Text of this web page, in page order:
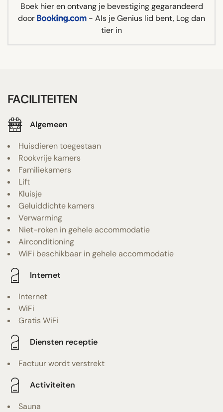
Boek hier en ontvang je bevestiging gegarandeerd
door
- Als je Genius lid bent, Log dan
tier in
FACILITEITEN
Algemeen
Huisdieren toegestaan
Rookvrije kamers
Familiekamers
Lift
Kluisje
Geluiddichte kamers
Verwarming
Niet-roken in gehele accommodatie
Airconditioning
WiFi beschikbaar in gehele accommodatie
Internet
Internet
WiFi
Gratis WiFi
Diensten receptie
Factuur wordt verstrekt
Activiteiten
Sauna